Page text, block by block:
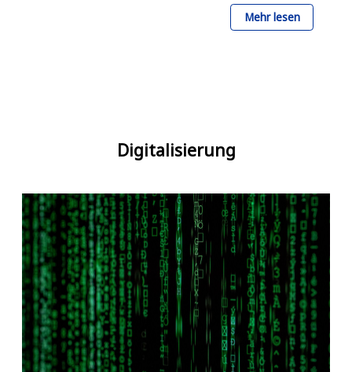
Mehr lesenüber
und
Handeln
Digitalisierung